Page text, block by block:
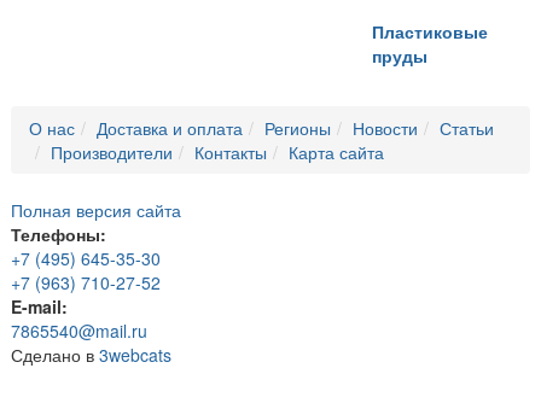
Пластиковые
пруды
О нас Доставка и оплата Регионы Новости
Статьи
Производители
Контакты Карта сайта
Полная версия сайта
Телефоны:
+7 (495) 645-35-30
+7 (963) 710-27-52
E-mail:
7865540@mail.ru
Сделано в 3webcats